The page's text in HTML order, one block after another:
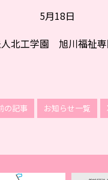
18日
北工学園 旭川福祉
の記事 お知らせ一覧